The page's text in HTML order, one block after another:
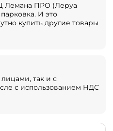
Лемана ПРО (Леруа
И это
купить другие товары
так и с
с использованием НДС